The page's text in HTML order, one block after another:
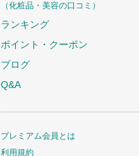
（化粧品・美容の口コミ）
ランキング
ポイント・クーポン
ブログ
Q&A
プレミアム会員とは
利用規約